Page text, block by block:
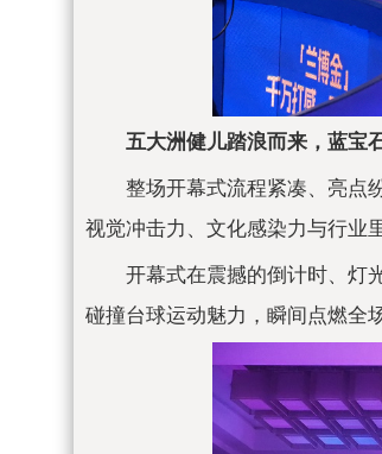
五大洲健儿踏浪而来，蓝宝
整场开幕式流程紧凑、亮点
视觉冲击力、文化感染力与行业
开幕式在震撼的倒计时、灯
碰撞台球运动魅力，瞬间点燃全